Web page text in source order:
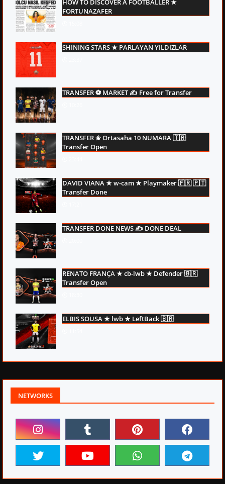
HOW TO DISCOVER A FOOTBALLER ★
FORTUNAZAFER
SHINING STARS ★ PARLAYAN YILDIZLAR
TRANSFER ⚽ MARKET ✍ Free for Transfer
TRANSFER ✬ Ortasaha 10 NUMARA 🇹🇷
Transfer Open
DAVID VIANA ★ w-cam ★ Playmaker 🇫🇷 🇵🇹
Transfer Done
TRANSFER DONE NEWS ✍ DONE DEAL
RENATO FRANÇA ★ cb-lwb ★ Defender 🇧🇷
Transfer Open
ELBIS SOUSA ★ lwb ★ LeftBack 🇧🇷
NETWORKS